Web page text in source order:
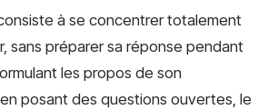
à se concentrer totalement
sans préparer sa réponse pendant
les propos de son
posant des questions ouvertes, le